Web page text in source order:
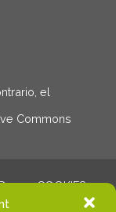
el
Commons
COOKIES
reservados.